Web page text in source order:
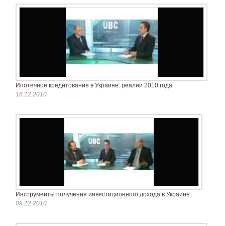
Ипотечное кредитование в Украине: реалии 2010 года
16.12.2010
Инструменты получения инвестиционного дохода в Украине
09.12.2010